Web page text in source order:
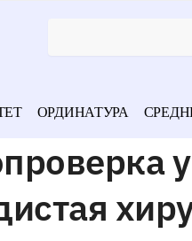
ОРДИНАТУРА